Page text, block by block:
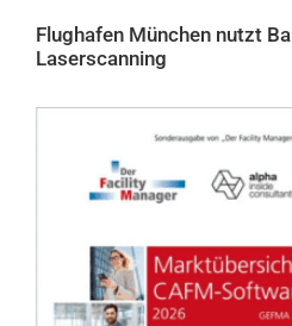
Flughafen München nutzt
Laserscanning